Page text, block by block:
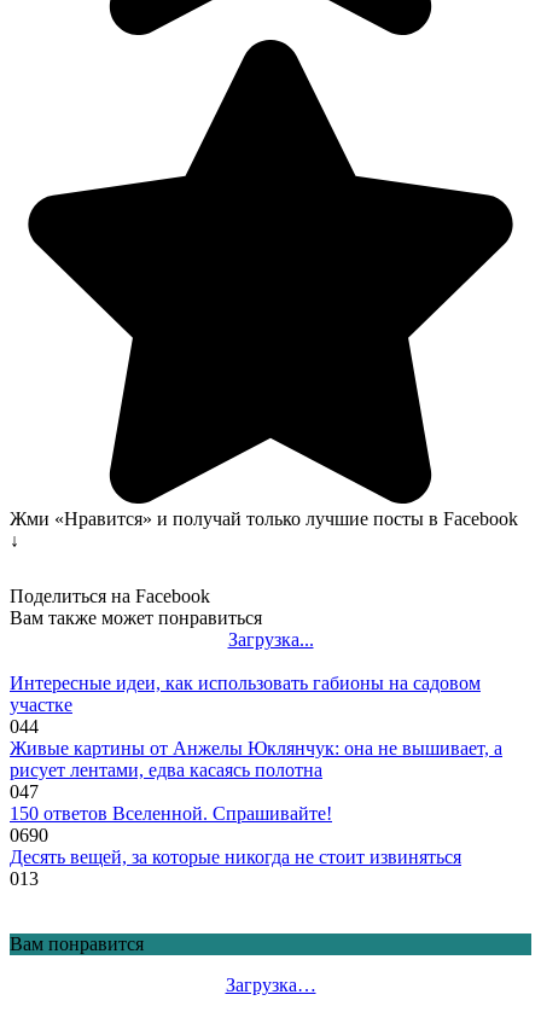
Жми «Нравится» и получай только лучшие посты в Facebook
↓
Поделиться на Facebook
Вам также может понравиться
Загрузка...
Интересные идеи, как использовать габионы на садовом
участке
044
Живые картины от Анжелы Юклянчук: она не вышивает, а
рисует лентами, едва касаясь полотна
047
150 ответов Вселенной. Спрашивайте!
0690
Десять вещей, за которые никогда не стоит извиняться
013
Вам понравится
Загрузка…